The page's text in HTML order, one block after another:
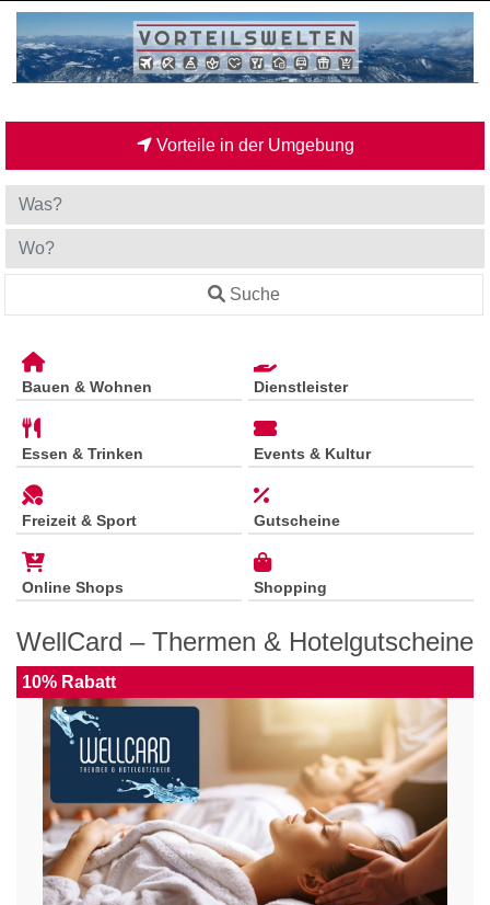
Vorteile in der Umgebung
Suche
Bauen & Wohnen Dienstleister
Essen & Trinken Events & Kultur
Freizeit & Sport Gutscheine
Online Shops Shopping
WellCard – Thermen & Hotelgutscheine
10% Rabatt